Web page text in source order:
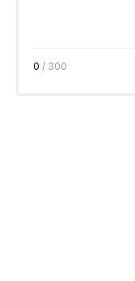
0 / 300